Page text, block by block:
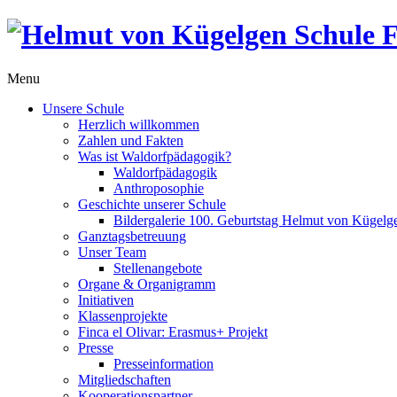
Menu
Unsere Schule
Herzlich willkommen
Zahlen und Fakten
Was ist Waldorfpädagogik?
Waldorfpädagogik
Anthroposophie
Geschichte unserer Schule
Bildergalerie 100. Geburtstag Helmut von
Ganztagsbetreuung
Unser Team
Stellenangebote
Organe & Organigramm
Initiativen
Klassenprojekte
Finca el Olivar: Erasmus+ Projekt
Presse
Presseinformation
Mitgliedschaften